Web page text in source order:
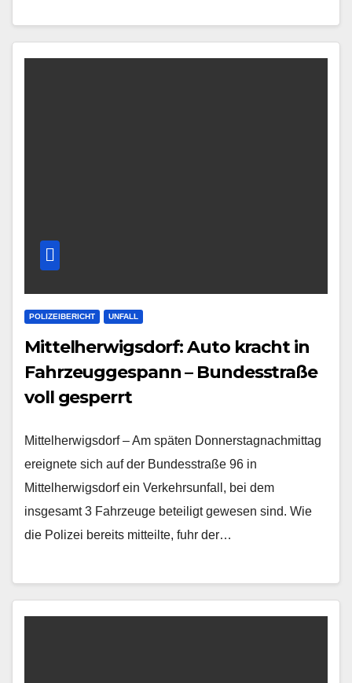
POLIZEIBERICHT UNFALL
Mittelherwigsdorf: Auto kracht in
Fahrzeuggespann – Bundesstraße
voll gesperrt
Mittelherwigsdorf – Am späten Donnerstagnachmittag
ereignete sich auf der Bundesstraße 96 in
Mittelherwigsdorf ein Verkehrsunfall, bei dem
insgesamt 3 Fahrzeuge beteiligt gewesen sind. Wie
die Polizei bereits mitteilte, fuhr der…